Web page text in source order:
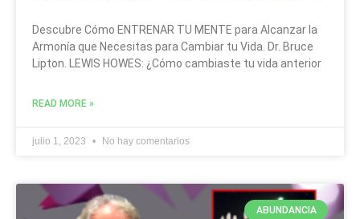
Descubre Cómo ENTRENAR TU MENTE para Alcanzar la
Armonía que Necesitas para Cambiar tu Vida. Dr. Bruce
Lipton. LEWIS HOWES: ¿Cómo cambiaste tu vida anterior
READ MORE »
julio 1, 2023 No hay comentarios
ABUNDANCIA